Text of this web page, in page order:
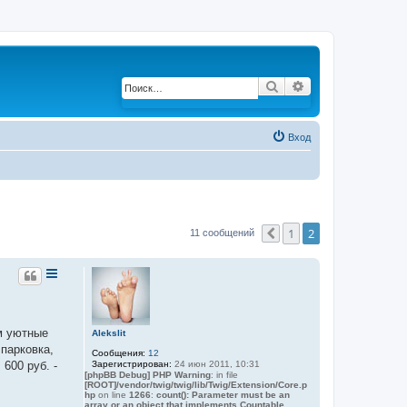
Поиск
Вход
11 сообщений Пред.
1 2
Alekslit
Сообщения: 12
Зарегистрирован: 24 июн 2011, 10:31
[phpBB Debug] PHP Warning: in file
[ROOT]/vendor/twig/twig/lib/Twig/Extension/Core.p
hpon line 1266: count(): Parameter must be an
array or an object that implements Countable
уютные
600 руб. -